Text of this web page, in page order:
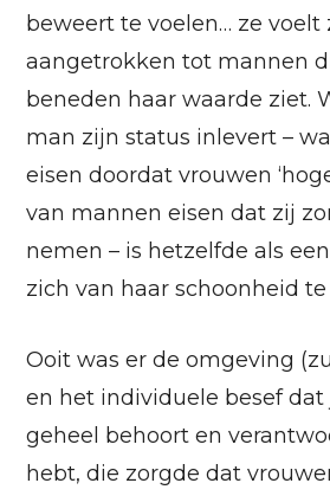
beweert te voelen… ze voelt
aangetrokken tot mannen
beneden haar waarde ziet.
man zijn status inlevert –
eisen doordat vrouwen
van mannen eisen dat zij
nemen – is hetzelfde als
zich van haar schoonheid
Ooit was er de omgeving
en het individuele besef dat
geheel behoort en
hebt, die zorgde dat